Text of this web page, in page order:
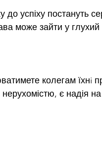
до успіху постануть
може зайти у
колегам їхнi
нерухомістю, є надія